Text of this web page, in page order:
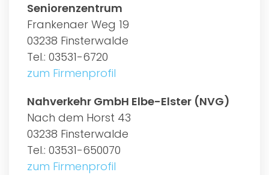
Seniorenzentrum
Frankenaer Weg 19
03238 Finsterwalde
Tel.: 03531-6720
zum Firmenprofil
Nahverkehr GmbH Elbe-Elster (NVG)
Nach dem Horst 43
03238 Finsterwalde
Tel.: 03531-650070
zum Firmenprofil